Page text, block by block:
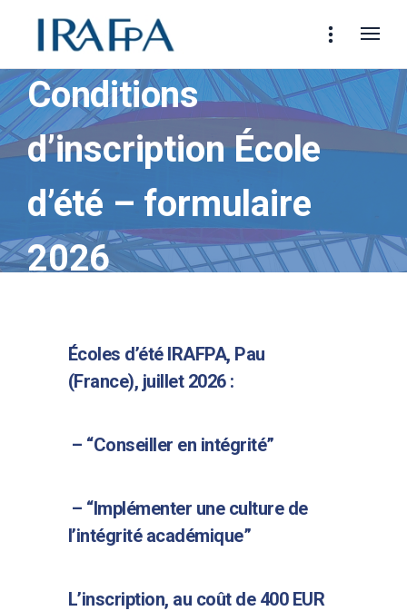
Conditions
d’inscription École
d’été – formulaire
2026
Écoles d’été IRAFPA, Pau
(France), juillet 2026 :
– “Conseiller en intégrité”
– “Implémenter une culture de
l’intégrité académique”
L’inscription, au coût de 400 EUR